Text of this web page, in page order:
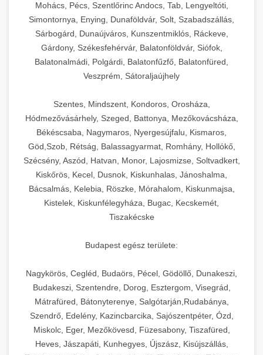
Mohács, Pécs, Szentlőrinc Andocs, Tab, Lengyeltóti,
Simontornya, Enying, Dunaföldvár, Solt, Szabadszállás,
Sárbogárd, Dunaújváros, Kunszentmiklós, Ráckeve,
Gárdony, Székesfehérvár, Balatonföldvár, Siófok,
Balatonalmádi, Polgárdi, Balatonfűzfő, Balatonfüred,
Veszprém, Sátoraljaújhely
Szentes, Mindszent, Kondoros, Orosháza,
Hódmezővásárhely, Szeged, Battonya, Mezőkovácsháza,
Békéscsaba, Nagymaros, Nyergesújfalu, Kismaros,
Göd,Szob, Rétság, Balassagyarmat, Romhány, Hollókő,
Szécsény, Aszód, Hatvan, Monor, Lajosmizse, Soltvadkert,
Kiskőrös, Kecel, Dusnok, Kiskunhalas, Jánoshalma,
Bácsalmás, Kelebia, Röszke, Mórahalom, Kiskunmajsa,
Kistelek, Kiskunfélegyháza, Bugac, Kecskemét,
Tiszakécske
Budapest egész területe:
Nagykörös, Cegléd, Budaörs, Pécel, Gödöllő, Dunakeszi,
Budakeszi, Szentendre, Dorog, Esztergom, Visegrád,
Mátrafüred, Bátonyterenye, Salgótarján,Rudabánya,
Szendrő, Edelény, Kazincbarcika, Sajószentpéter, Ózd,
Miskolc, Eger, Mezőkövesd, Füzesabony, Tiszafüred,
Heves, Jászapáti, Kunhegyes, Újszász, Kisújszállás,